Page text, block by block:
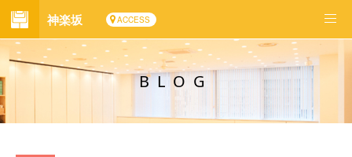
神楽坂 ACCESS
BLOG